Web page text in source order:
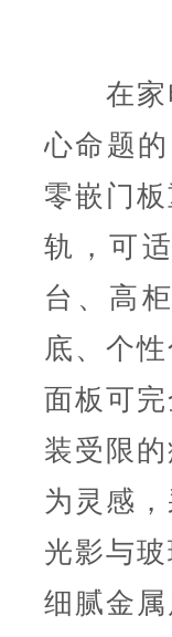
在家电
心命题
零嵌门
轨，可
台、高
底、个
面板可
装受限
为灵感
光影与
细腻金